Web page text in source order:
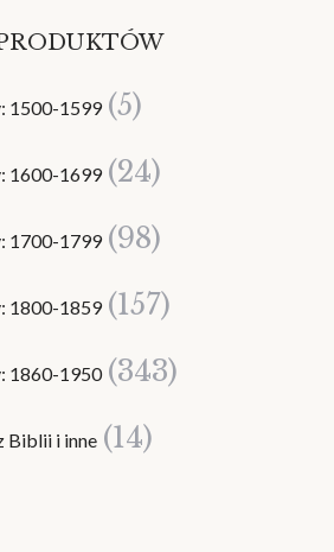
1500-1599 (5)
1600-1699 (24)
1700-1799 (98)
1800-1859 (157)
1860-1950 (343)
Biblii i inne (14)